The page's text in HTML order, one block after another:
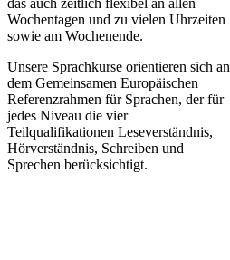
Wochentagen und zu vielen Uhrzeiten
sowie am Wochenende.
Unsere Sprachkurse orientieren sich an
dem Gemeinsamen Europäischen
Referenzrahmen für Sprachen, der für
jedes Niveau die vier
Teilqualifikationen Leseverständnis,
Hörverständnis, Schreiben und
Sprechen berücksichtigt.